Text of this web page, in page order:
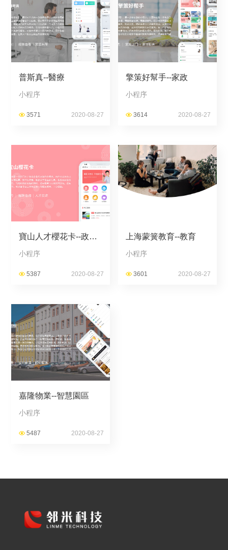
普斯真--醫療
小程序
3571 2020-08-27
擎策好幫手--家政
小程序
3614 2020-08-27
寶山人才櫻花卡--政務
小程序
5387 2020-08-27
上海蒙簧教育--教育
小程序
3601 2020-08-27
嘉隆物業--智慧園區
小程序
5487 2020-08-27